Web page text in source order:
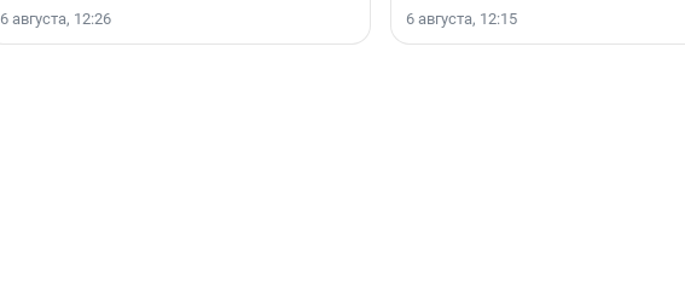
6 августа, 12:26
Ленинградской области.
6 августа, 12:15